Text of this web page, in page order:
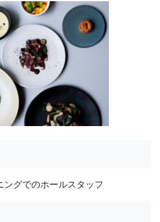
ングでのホールスタッフ